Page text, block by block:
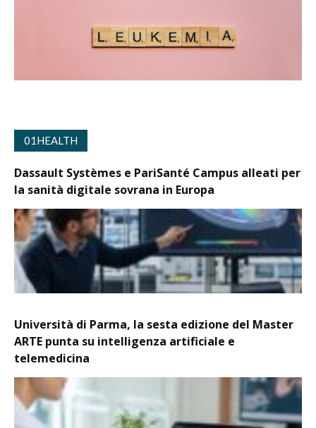
01HEALTH
Dassault Systèmes e PariSanté Campus alleati per
la sanità digitale sovrana in Europa
Università di Parma, la sesta edizione del Master
ARTE punta su intelligenza artificiale e
telemedicina